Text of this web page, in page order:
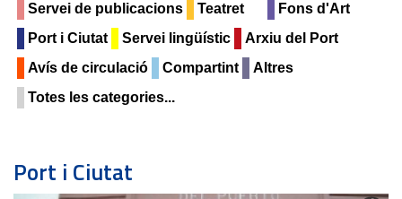
Servei de publicacions
Teatret
Fons d'Art
Port i Ciutat
Servei lingüístic
Arxiu del Port
Avís de circulació
Compartint
Altres
Totes les categories...
Port i Ciutat